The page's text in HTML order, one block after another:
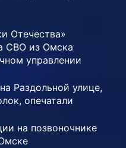
Отечества»
СВО из Омска
управлении
Раздольной улице,
опечатали
на позвоночнике